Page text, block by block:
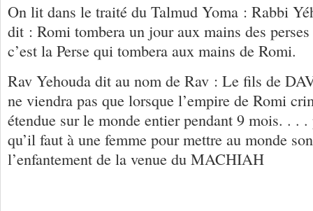
On lit dans le traité du Talmud Yoma : Rabbi
dit : Romi tombera un jour aux mains des
c’est la Perse qui tombera aux mains de Romi.
Rav Yehouda dit au nom de Rav : Le fils de
ne viendra pas que lorsque l’empire de Romi
étendue sur le monde entier pendant 9 mois. . .
qu’il faut à une femme pour mettre au monde
l’enfantement de la venue du MACHIAH